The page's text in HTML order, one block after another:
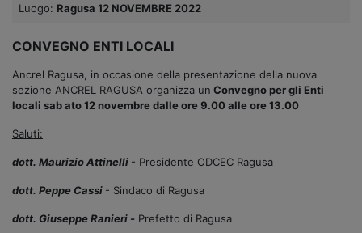
Luogo: Ragusa 12 NOVEMBRE 2022
CONVEGNO ENTI LOCALI
Ancrel Ragusa, in occasione della presentazione della nuova
sezione ANCREL RAGUSA organizza un Convegno per gli Enti
locali sab ato 12 novembre dalle ore 9.00 alle ore 13.00
Saluti:
dott. Maurizio Attinelli - Presidente ODCEC Ragusa
dott. Peppe Cassi - Sindaco di Ragusa
dott. Giuseppe Ranieri - Prefetto di Ragusa